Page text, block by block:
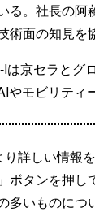
る。社長の
術面の知見を
Iは京セラとグ
やモビリティ
り詳しい情報
ボタンを押し
多いものにつ